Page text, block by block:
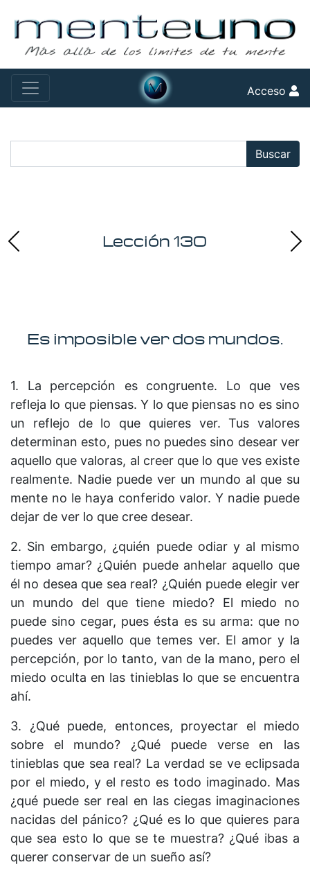
Acceso
Buscar
Lección 130
Es imposible ver dos mundos.
1. La percepción es congruente. Lo que ves
refleja lo que piensas. Y lo que piensas no es sino
un reflejo de lo que quieres ver. Tus valores
determinan esto, pues no puedes sino desear ver
aquello que valoras, al creer que lo que ves existe
realmente. Nadie puede ver un mundo al que su
mente no le haya conferido valor. Y nadie puede
dejar de ver lo que cree desear.
2. Sin embargo, ¿quién puede odiar y al mismo
tiempo amar? ¿Quién puede anhelar aquello que
él no desea que sea real? ¿Quién puede elegir ver
un mundo del que tiene miedo? El miedo no
puede sino cegar, pues ésta es su arma: que no
puedes ver aquello que temes ver. El amor y la
percepción, por lo tanto, van de la mano, pero el
miedo oculta en las tinieblas lo que se encuentra
ahí.
3. ¿Qué puede, entonces, proyectar el miedo
sobre el mundo? ¿Qué puede verse en las
tinieblas que sea real? La verdad se ve eclipsada
por el miedo, y el resto es todo imaginado. Mas
¿qué puede ser real en las ciegas imaginaciones
nacidas del pánico? ¿Qué es lo que quieres para
que sea esto lo que se te muestra? ¿Qué ibas a
querer conservar de un sueño así?